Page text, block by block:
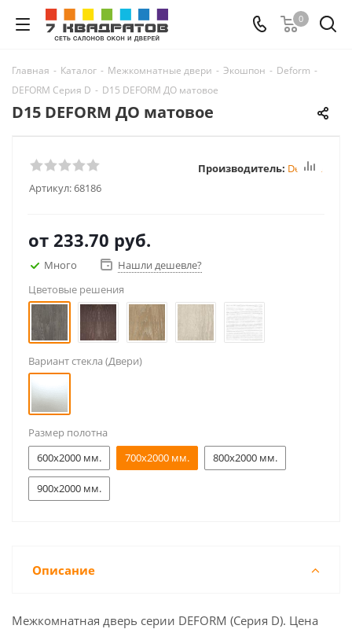
0
Главная - Каталог - Межкомнатные двери - Экошпон - Deform -
DEFORM Серия D - D15 DEFORM ДО матовое
D15 DEFORM ДО матовое
Артикул:68186
Производитель: Deform
от 233.70 руб.
Много
Нашли дешевле?
Цветовые решения
Вариант стекла (Двери)
Размер полотна
600x2000 мм.
700x2000 мм. 800x2000 мм.
900x2000 мм.
Описание
Межкомнатная дверь серии DEFORM (Серия D). Цена